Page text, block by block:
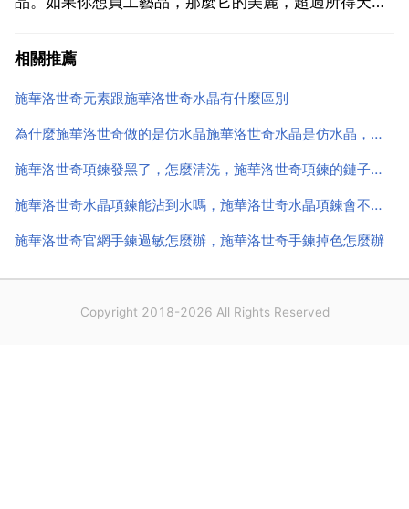
華洛世奇的水晶，實際上並不屬於水晶類，而是人工高
鉛玻璃。鉛玻璃中，鉛的含量越高，它的折射率就會越
高，就是看起...
相關推薦
施華洛世奇元素跟施華洛世奇水晶有什麼區別
為什麼施華洛世奇做的是仿水晶施華洛世奇水晶是仿水晶，為啥還那麼貴
施華洛世奇項鍊發黑了，怎麼清洗，施華洛世奇項鍊的鏈子是什麼質地的,變暗了怎麼清洗啊？？
施華洛世奇水晶項鍊能沾到水嗎，施華洛世奇水晶項鍊會不會褪色？
施華洛世奇官網手鍊過敏怎麼辦，施華洛世奇手鍊掉色怎麼辦
Copyright 2018-2026 All Rights Reserved